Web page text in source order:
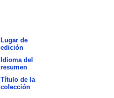
Lugar de
edición
Idioma del
resumen
Título de la
colección